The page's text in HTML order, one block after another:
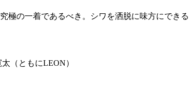
極の一着であるべき。シワを洒脱に味方にできる
（ともにLEON）